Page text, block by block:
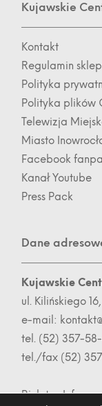
Kujawskie
Kontakt
Regulamin
Polityka
Polityka plików
Telewizja
Miasto
Facebook
Kanał Youtube
Press Pack
Dane
Kujawskie
ul. Kilińskiego
e-mail:
tel. (52) 357-
tel./fax (52)
Biuletyn